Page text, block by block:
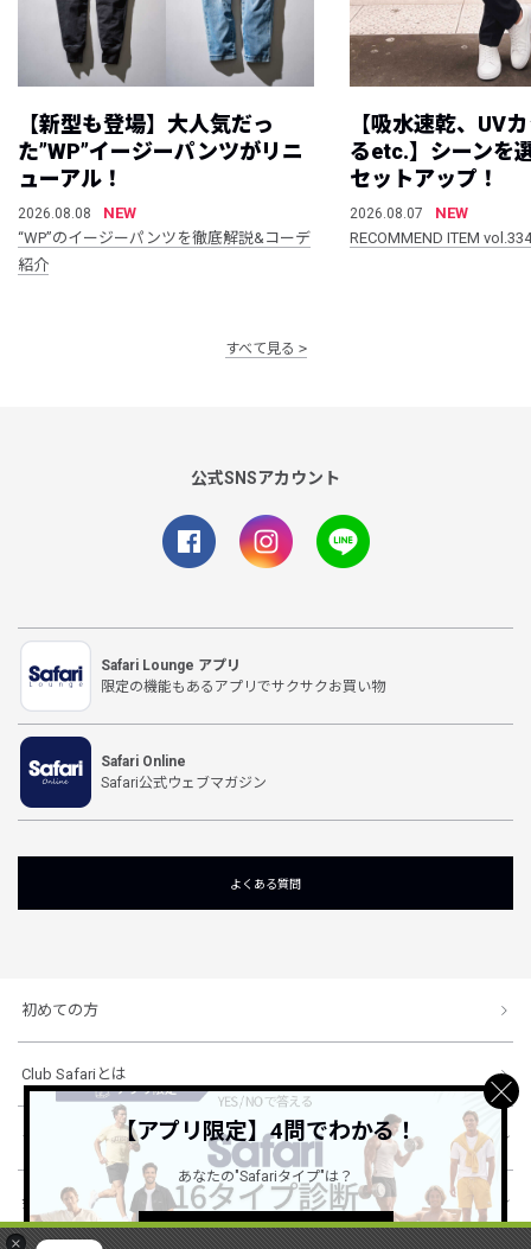
×
【新型も登場】大人気だっ
た”WP”イージーパンツがリニ
ューアル！
2026.08.08
NEW
“WP”のイージーパンツを徹底解説&コーデ
紹介
【吸水速乾、UV
るetc.】シーンを
セットアップ！
2026.08.07
NEW
RECOMMEND ITEM vol.334
すべて見る
公式SNSアカウント
Safari Lounge アプリ
限定の機能もあるアプリでサクサクお買い物
Safari Online
Safari公式ウェブマガジン
よくある質問
初めての方
Club Safariとは
ショッピングガイド
会社概要・規約
【アプリ限定】4問でわかる！
あなたの"Safariタイプ"は？
詳しくはこちら ＞